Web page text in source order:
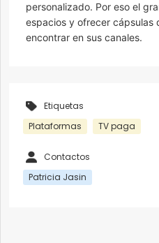
personalizado. Por eso el
espacios y ofrecer cápsulas
encontrar en sus canales.
Etiquetas
Plataformas
TV paga
Contactos
Patricia Jasin